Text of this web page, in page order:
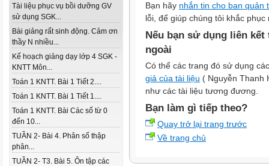
Tài liệu phục vụ bồi dưỡng GV
sử dụng SGK...
Bài giảng rất sinh động. Cảm ơn
thầy N nhiều...
Kế hoạch giảng dạy lớp 4 SGK -
KNTT Môn...
Toán 1 KNTT. Bài 1 Tiết 2....
Toán 1 KNTT. Bài 1 Tiết 1....
Toán 1 KNTT. Bài Các số từ 0
đến 10...
TUẦN 2- Bài 4. Phân số thập
phân...
TUẦN 2- T3. Bài 5. Ôn tập các
Bạn hãy nhắn tin cho ban quản
lỗi, để giúp chúng tôi khắc phục
Nếu bạn sử dụng liên
ngoài
Có thể các trang đó sử dụng
giả của tài liệu ( Nguyễn Thanh
như các tài liệu tương đương.
Bạn làm gì tiếp theo?
Quay trở lại trang trước
Về trang chủ